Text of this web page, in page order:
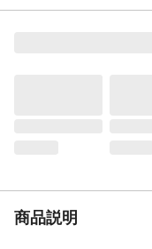
材質2
歯
商品説明